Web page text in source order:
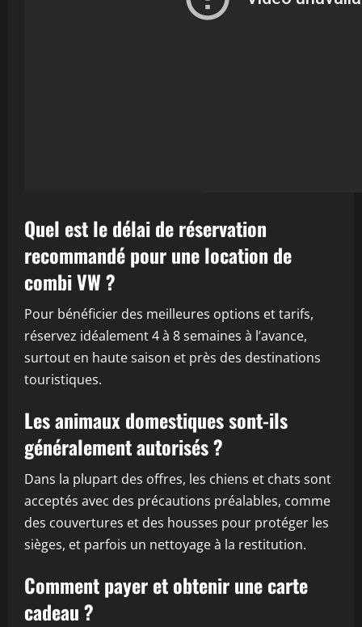
Quel est le délai de réservation
recommandé pour une location de
combi VW ?
Pour bénéficier des meilleures options et tarifs,
réservez idéalement 4 à 8 semaines à l’avance,
surtout en haute saison et près des destinations
touristiques.
Les animaux domestiques sont-ils
généralement autorisés ?
Dans la plupart des offres, les chiens et chats sont
acceptés avec des précautions préalables, comme
des couvertures et des housses pour protéger les
sièges, et parfois un nettoyage à la restitution.
Comment payer et obtenir une carte
cadeau ?